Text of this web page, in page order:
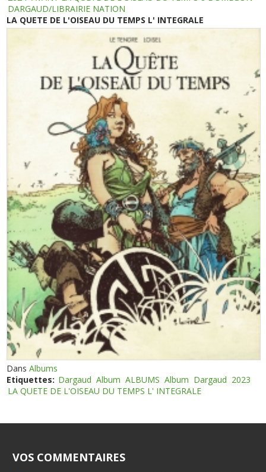
DARGAUD/LIBRAIRIE NATION
LA QUETE DE L'OISEAU DU TEMPS L' INTEGRALE
DansAlbums
Etiquettes: Dargaud Album ALBUMS Album Dargaud 2023
LA QUETE DE L'OISEAU DU TEMPS L' INTEGRALE
VOS COMMENTAIRES